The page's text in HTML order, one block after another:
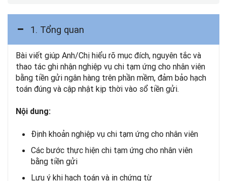
1. Tổng quan
Bài viết giúp Anh/Chị hiểu rõ mục đích, nguyên tắc và
thao tác ghi nhận nghiệp vụ chi tạm ứng cho nhân viên
bằng tiền gửi ngân hàng trên phần mềm, đảm bảo hạch
toán đúng và cập nhật kịp thời vào sổ tiền gửi.
Nội dung:
Định khoản nghiệp vụ chi tạm ứng cho nhân viên
Các bước thực hiện chi tạm ứng cho nhân viên
bằng tiền gửi
Lưu ý khi hạch toán và in chứng từ